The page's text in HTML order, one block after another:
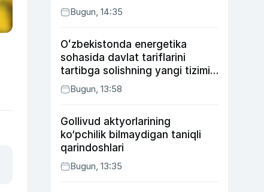
kuchaytirdi
Bugun, 14:35
Oʻzbekistonda energetika
sohasida davlat tariflarini
tartibga solishning yangi tizimi
joriy etildi
Bugun, 13:58
Gollivud aktyorlarining
ko‘pchilik bilmaydigan taniqli
qarindoshlari
Bugun, 13:35